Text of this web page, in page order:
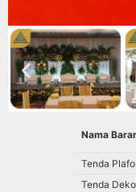
Nama
Tenda
Tenda